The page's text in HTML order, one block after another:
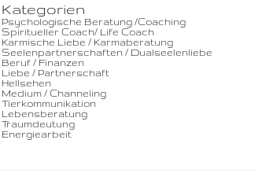
Kategorien
Psychologische Beratung /Coaching
Spiritueller Coach/ Life Coach
Karmische Liebe / Karmaberatung
Seelenpartnerschaften / Dualseelenliebe
Beruf / Finanzen
Liebe / Partnerschaft
Hellsehen
Medium / Channeling
Tierkommunikation
Lebensberatung
Traumdeutung
Energiearbeit